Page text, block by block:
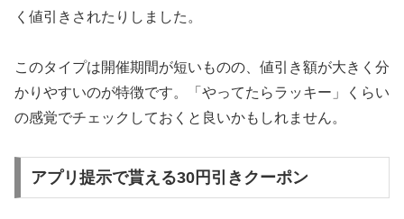
く値引きされたりしました。
このタイプは開催期間が短いものの、値引き額が大きく分
かりやすいのが特徴です。「やってたらラッキー」くらい
の感覚でチェックしておくと良いかもしれません。
アプリ提示で貰える30円引きクーポン